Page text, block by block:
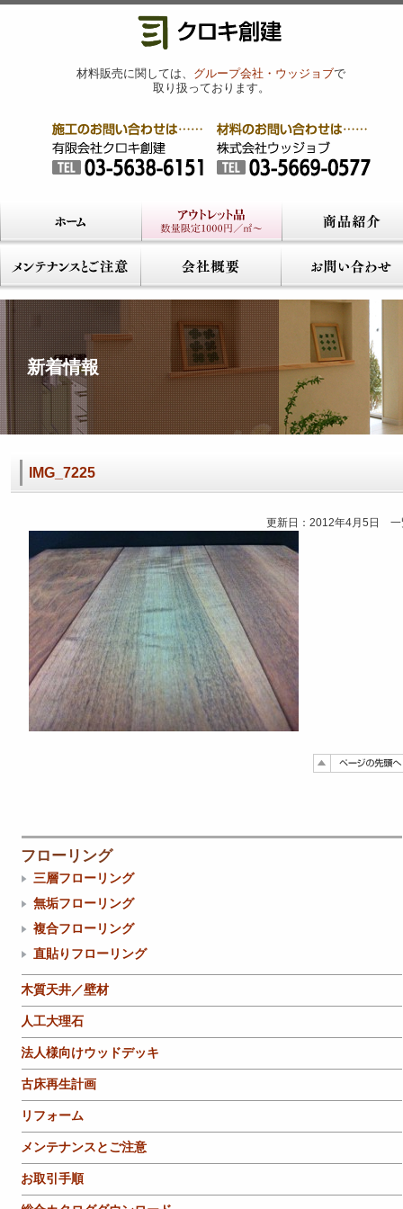
材料販売に関しては、 グループ会社・ウッジョブで
取り扱っております。
新着情報
IMG_7225
更新日：2012年4月5日 一
フローリング
三層フローリング
無垢フローリング
複合フローリング
直貼りフローリング
木質天井／壁材
人工大理石
法人様向けウッドデッキ
古床再生計画
リフォーム
メンテナンスとご注意
お取引手順